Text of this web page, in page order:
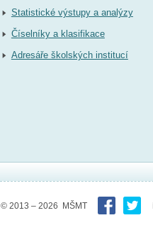
Statistické výstupy a analýzy
Číselníky a klasifikace
Adresáře školských institucí
© 2013 – 2026 MŠMT